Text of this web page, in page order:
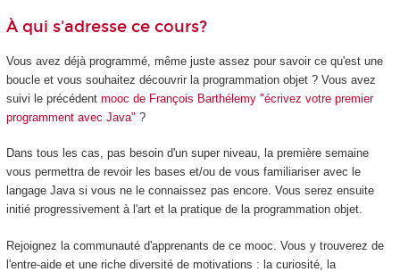
À qui s'adresse ce cours?
Vous avez déjà programmé, même juste assez pour savoir ce qu'est une
boucle et vous souhaitez découvrir la programmation objet ? Vous avez
suivi le précédent mooc de François Barthélemy "écrivez votre premier
programment avec Java" ?
Dans tous les cas, pas besoin d'un super niveau, la première semaine
vous permettra de revoir les bases et/ou de vous familiariser avec le
langage Java si vous ne le connaissez pas encore. Vous serez ensuite
initié progressivement à l'art et la pratique de la programmation objet.
Rejoignez la communauté d'apprenants de ce mooc. Vous y trouverez de
l'entre-aide et une riche diversité de motivations : la curiosité, la